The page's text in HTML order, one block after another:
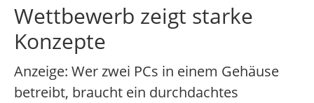
Wettbewerb zeigt starke
Konzepte
Anzeige: Wer zwei PCs in einem Gehäuse
betreibt, braucht ein durchdachtes